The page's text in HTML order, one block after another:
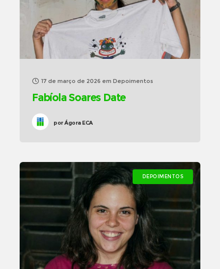
17 de março de 2026 em Depoimentos
Fabíola Soares Date
porÁgora ECA
DEPOIMENTOS